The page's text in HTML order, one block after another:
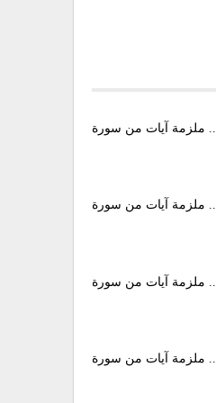
ملزمة آيات من سورة
ملزمة آيات من سورة
ملزمة آيات من سورة
ملزمة آيات من سورة